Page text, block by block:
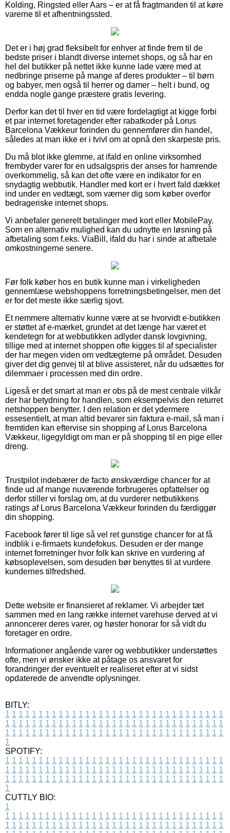
Kolding, Ringsted eller Aars – er at få fragtmanden til at køre
varerne til et afhentningssted.
Det er i høj grad fleksibelt for enhver at finde frem til de
bedste priser i blandt diverse internet shops, og så har en
hel del butikker på nettet ikke kunne lade være med at
nedbringe priserne på mange af deres produkter – til børn
og babyer, men også til herrer og damer – helt i bund, og
endda nogle gange præstere gratis levering.
Derfor kan det til hver en tid være fordelagtigt at kigge forbi
et par internet foretagender efter rabatkoder på Lorus
Barcelona Vækkeur forinden du gennemfører din handel,
således at man ikke er i tvivl om at opnå den skarpeste pris.
Du må blot ikke glemme, at ifald en online virksomhed
frembyder varer for en udsalgspris der anses for hamrende
overkommelig, så kan det ofte være en indikator for en
snydagtig webbutik. Handler med kort er i hvert fald dækket
ind under en vedtægt, som værner dig som køber overfor
bedrageriske internet shops.
Vi anbefaler generelt betalinger med kort eller MobilePay.
Som en alternativ mulighed kan du udnytte en løsning på
afbetaling som f.eks. ViaBill, ifald du har i sinde at afbetale
omkostningerne senere.
Før folk køber hos en butik kunne man i virkeligheden
gennemlæse webshoppens forretningsbetingelser, men det
er for det meste ikke særlig sjovt.
Et nemmere alternativ kunne være at se hvorvidt e-butikken
er støttet af e-mærket, grundet at det længe har været et
kendetegn for at webbutikken adlyder dansk lovgivning,
tillige med at internet shoppen ofte kigges til af specialister
der har megen viden om vedtægterne på området. Desuden
giver det dig genvej til at blive assisteret, når du udsættes for
dilemmaer i processen med din ordre.
Ligeså er det smart at man er obs på de mest centrale vilkår
der har betydning for handlen, som eksempelvis den returret
netshoppen benytter. I den relation er det ydermere
essesentielt, at man altid bevarer sin faktura e-mail, så man i
fremtiden kan eftervise sin shopping af Lorus Barcelona
Vækkeur, ligegyldigt om man er på shopping til en pige eller
dreng.
Trustpilot indebærer de facto ønskværdige chancer for at
finde ud af mange nuværende forbrugeres opfattelser og
derfor stiller vi forslag om, at du vurderer netbutikkens
ratings af Lorus Barcelona Vækkeur forinden du færdiggør
din shopping.
Facebook fører til lige så vel ret gunstige chancer for at få
indblik i e-firmaets kundefokus. Desuden er der mange
internet forretninger hvor folk kan skrive en vurdering af
købsoplevelsen, som desuden bør benyttes til at vurdere
kundernes tilfredshed.
Dette website er finansieret af reklamer. Vi arbejder tæt
sammen med en lang række internet varehuse derved at vi
annoncerer deres varer, og høster honorar for så vidt du
foretager en ordre.
Informationer angående varer og webbutikker understøttes
ofte, men vi ønsker ikke at påtage os ansvaret for
forandringer der eventuelt er realiseret efter at vi sidst
opdaterede de anvendte oplysninger.
BITLY:
1 1 1 1 1 1 1 1 1 1 1 1 1 1 1 1 1 1 1 1 1 1 1 1 1 1 1 1 1 1 1 1 1
1 1 1 1 1 1 1 1 1 1 1 1 1 1 1 1 1 1 1 1 1 1 1 1 1 1 1 1 1 1 1 1 1
1 1 1 1 1 1 1 1 1 1 1 1 1 1 1 1 1 1 1 1 1 1 1 1 1 1 1 1 1 1 1 1 1
1
SPOTIFY:
1 1 1 1 1 1 1 1 1 1 1 1 1 1 1 1 1 1 1 1 1 1 1 1 1 1 1 1 1 1 1 1 1
1 1 1 1 1 1 1 1 1 1 1 1 1 1 1 1 1 1 1 1 1 1 1 1 1 1 1 1 1 1 1 1 1
1 1 1 1 1 1 1 1 1 1 1 1 1 1 1 1 1 1 1 1 1 1 1 1 1 1 1 1 1 1 1 1 1
1
CUTTLY BIO:
1
1 1 1 1 1 1 1 1 1 1 1 1 1 1 1 1 1 1 1 1 1 1 1 1 1 1 1 1 1 1 1 1 1
1 1 1 1 1 1 1 1 1 1 1 1 1 1 1 1 1 1 1 1 1 1 1 1 1 1 1 1 1 1 1 1 1